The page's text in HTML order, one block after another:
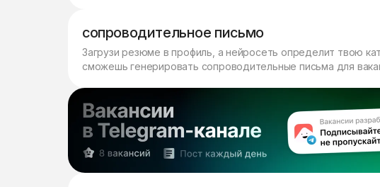
сопроводительное письмо
Загрузи резюме в профиль, а нейросеть определит твою
сможешь генерировать сопроводительные письма для